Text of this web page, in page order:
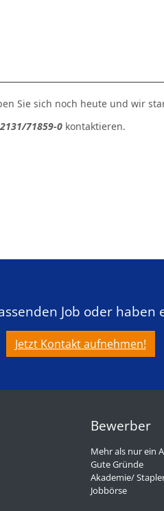
Sie sich noch heute und wir
71859-0 kontaktieren.
Job oder haben
Jetzt Kontakt aufnehmen!
Bewerber
Mehr als nur ein
Gute Gründe
Akademie/
Jobbörse